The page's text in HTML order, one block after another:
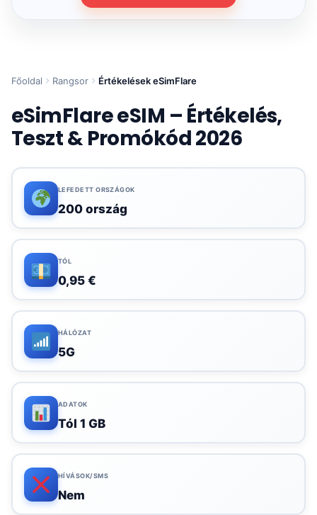
Főoldal Rangsor Értékelések eSimFlare
eSimFlare eSIM – Értékelés,
Teszt & Promókód 2026
LEFEDETT ORSZÁGOK
200 ország
TÓL
0,95 €
HÁLÓZAT
5G
ADATOK
Tól 1 GB
HÍVÁSOK/SMS
Nem